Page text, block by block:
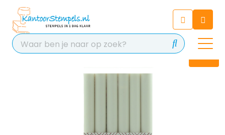
Chat 24/7 met onze chatbot
voor hulp
Contact